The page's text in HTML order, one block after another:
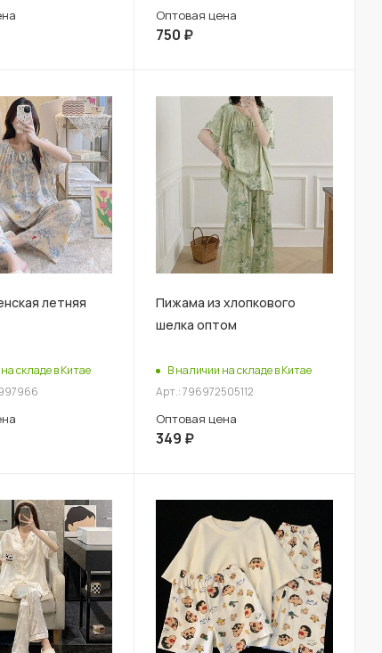
Оптовая цена
750 ₽
летняя
складе в Китае
Пижама из хлопкового
шелка оптом
В наличии на складе в Китае
Арт.: 796972505112
Оптовая цена
349 ₽